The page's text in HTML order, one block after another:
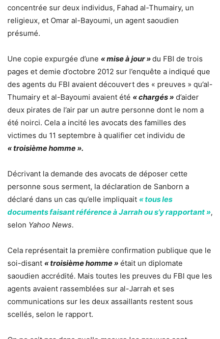
concentrée sur deux individus, Fahad al-Thumairy, un
religieux, et Omar al-Bayoumi, un agent saoudien
présumé.
Une copie expurgée d’une « mise à jour »du FBI de trois
pages et demie d’octobre 2012 sur l’enquête a indiqué que
des agents du FBI avaient découvert des « preuves » qu’al-
Thumairy et al-Bayoumi avaient été « chargés » d’aider
deux pirates de l’air par un autre personne dont le nom a
été noirci. Cela a incité les avocats des familles des
victimes du 11 septembre à qualifier cet individu de
« troisième homme ».
Décrivant la demande des avocats de déposer cette
personne sous serment, la déclaration de Sanborn a
déclaré dans un cas qu’elle impliquait « tous les
documents faisant référence à Jarrah ou s’y rapportant »,
selon Yahoo News.
Cela représentait la première confirmation publique que le
soi-disant « troisième homme » était un diplomate
saoudien accrédité. Mais toutes les preuves du FBI que les
agents avaient rassemblées sur al-Jarrah et ses
communications sur les deux assaillants restent sous
scellés, selon le rapport.